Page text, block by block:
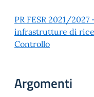
PR FESR 2021/2027
infrastrutture di
Controllo
Argomenti